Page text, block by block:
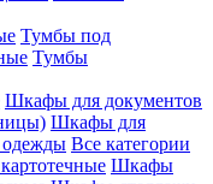
Тумбы под
Тумбы
Шкафы для документов
Шкафы для
Все категории
Шкафы